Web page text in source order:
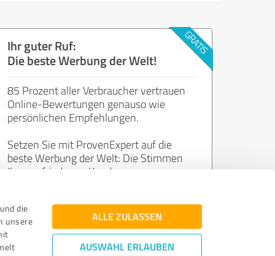
die
unsere
ALLE ZULASSEN
AUSWAHL ERLAUBEN
Ihr guter Ruf:
Die beste Werbung der Welt!
85 Prozent aller Verbraucher vertrauen
Online-Bewertungen genauso wie
persönlichen Empfehlungen.
Setzen Sie mit ProvenExpert auf die
beste Werbung der Welt: Die Stimmen
Ihrer zufriedenen Kunden.
Jetzt kostenlos starten